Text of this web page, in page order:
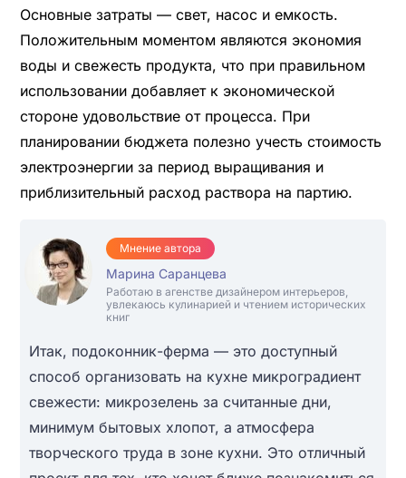
Основные затраты — свет, насос и емкость.
Положительным моментом являются экономия
воды и свежесть продукта, что при правильном
использовании добавляет к экономической
стороне удовольствие от процесса. При
планировании бюджета полезно учесть стоимость
электроэнергии за период выращивания и
приблизительный расход раствора на партию.
Мнение автора
Марина Саранцева
Работаю в агенстве дизайнером интерьеров,
увлекаюсь кулинарией и чтением исторических
книг
Итак, подоконник-ферма — это доступный
способ организовать на кухне микроградиент
свежести: микрозелень за считанные дни,
минимум бытовых хлопот, а атмосфера
творческого труда в зоне кухни. Это отличный